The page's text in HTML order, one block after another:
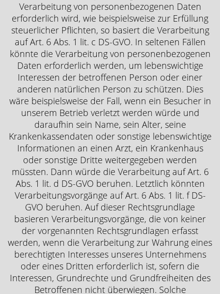
Verarbeitung von personenbezogenen Daten
erforderlich wird, wie beispielsweise zur Erfüllung
steuerlicher Pflichten, so basiert die Verarbeitung
auf Art. 6 Abs. 1 lit. c DS-GVO. In seltenen Fällen
könnte die Verarbeitung von personenbezogenen
Daten erforderlich werden, um lebenswichtige
Interessen der betroffenen Person oder einer
anderen natürlichen Person zu schützen. Dies
wäre beispielsweise der Fall, wenn ein Besucher in
unserem Betrieb verletzt werden würde und
daraufhin sein Name, sein Alter, seine
Krankenkassendaten oder sonstige lebenswichtige
Informationen an einen Arzt, ein Krankenhaus
oder sonstige Dritte weitergegeben werden
müssten. Dann würde die Verarbeitung auf Art. 6
Abs. 1 lit. d DS-GVO beruhen. Letztlich könnten
Verarbeitungsvorgänge auf Art. 6 Abs. 1 lit. f DS-
GVO beruhen. Auf dieser Rechtsgrundlage
basieren Verarbeitungsvorgänge, die von keiner
der vorgenannten Rechtsgrundlagen erfasst
werden, wenn die Verarbeitung zur Wahrung eines
berechtigten Interesses unseres Unternehmens
oder eines Dritten erforderlich ist, sofern die
Interessen, Grundrechte und Grundfreiheiten des
Betroffenen nicht überwiegen. Solche